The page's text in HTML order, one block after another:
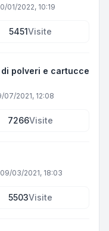
01/2022, 10:19
5451Visite
polveri e cartucce
07/2021, 12:08
7266Visite
09/03/2021, 18:03
5503Visite